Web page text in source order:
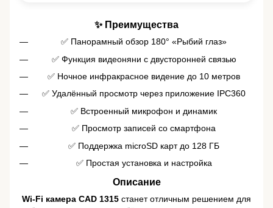
✨ Преимущества
✅ Панорамный обзор 180° «Рыбий глаз»
✅ Функция видеоняни с двусторонней связью
✅ Ночное инфракрасное видение до 10 метров
✅ Удалённый просмотр через приложение IPC360
✅ Встроенный микрофон и динамик
✅ Просмотр записей со смартфона
✅ Поддержка microSD карт до 128 ГБ
✅ Простая установка и настройка
Описание
Wi-Fi камера CAD 1315 станет отличным решением для